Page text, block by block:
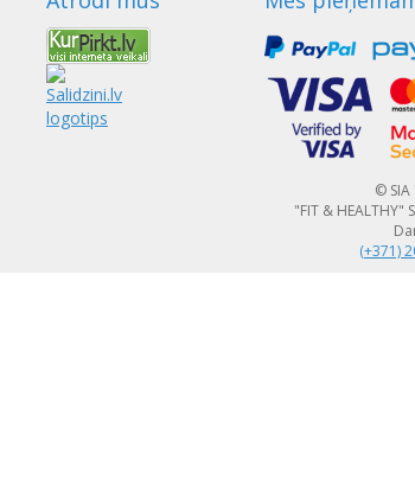
© SIA
"FIT & HEALTHY"
(+371)